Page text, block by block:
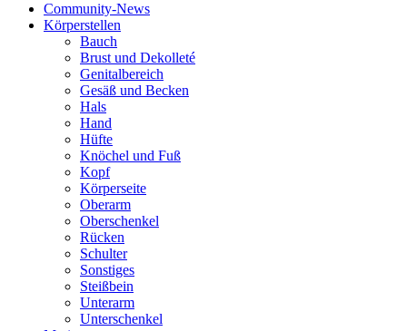
Community-News
Körperstellen
Bauch
Brust und Dekolleté
Genitalbereich
Gesäß und Becken
Hals
Hand
Hüfte
Knöchel und Fuß
Kopf
Körperseite
Oberarm
Oberschenkel
Rücken
Schulter
Sonstiges
Steißbein
Unterarm
Unterschenkel